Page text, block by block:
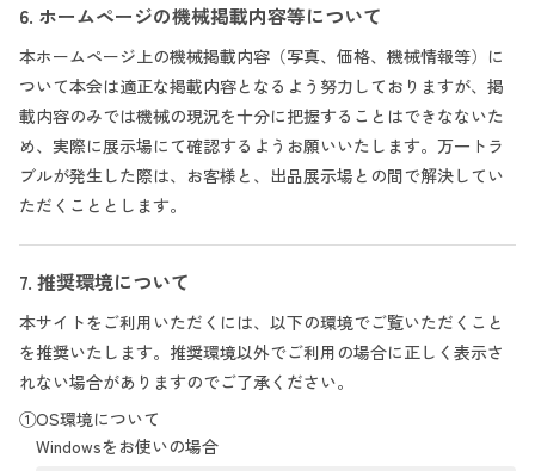
6. ホームページの機械掲載内容等について
本ホームページ上の機械掲載内容（写真、価格、機械情報等）に
ついて本会は適正な掲載内容となるよう努力しておりますが、掲
載内容のみでは機械の現況を十分に把握することはできなないた
め、実際に展示場にて確認するようお願いいたします。万一トラ
ブルが発生した際は、お客様と、出品展示場との間で解決してい
ただくこととします。
7. 推奨環境について
本サイトをご利用いただくには、以下の環境でご覧いただくこと
を推奨いたします。推奨環境以外でご利用の場合に正しく表示さ
れない場合がありますのでご了承ください。
①OS環境について
Windowsをお使いの場合